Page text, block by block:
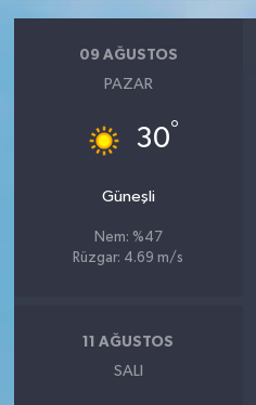
09 AĞUSTOS
PAZAR
30°
Güneşli
Nem: %47
Rüzgar: 4.69 m/s
11 AĞUSTOS
SALI